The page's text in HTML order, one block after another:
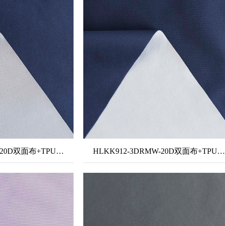
HLKK914-3DRMW-20D双面布+TPU中透白+5036超密薄纱 HLKK912-3DRMW-20D双面布+TPU中透白+50D条感薄纱